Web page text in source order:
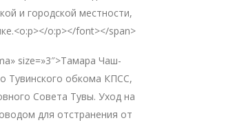
и городской местности,
o:p></font></span>
size=»3″>Тамара Чаш-
Тувинского обкома КПСС,
Совета Тувы. Уход на
для отстранения от